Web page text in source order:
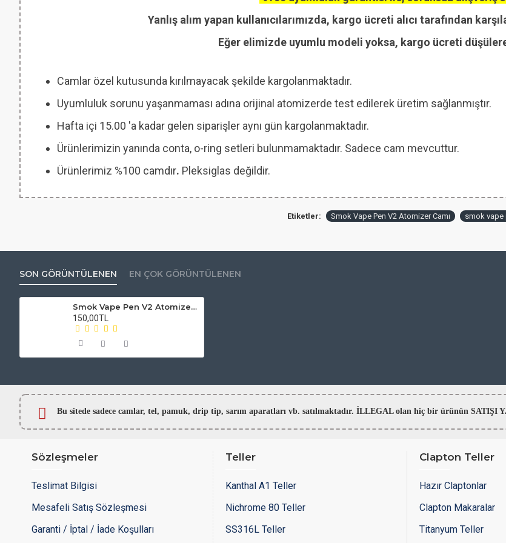
Yanlış alım yapan kullanıcılarımızda, kargo ücreti alıcı tarafından
Eğer elimizde uyumlu modeli yoksa, kargo ücreti
Camlar özel kutusunda kırılmayacak şekilde kargolanmaktadır.
Uyumluluk sorunu yaşanmaması adına orijinal atomizerde test edilerek üretim sağlanmıştır.
Hafta içi 15.00 'a kadar gelen siparişler aynı gün kargolanmaktadır.
Ürünlerimizin yanında conta, o-ring setleri bulunmamaktadır. Sadece cam mevcuttur.
Ürünlerimiz %100 camdır. Pleksiglas değildir.
Etiketler: Smok Vape Pen V2 Atomizer Camı smok vape
SON GÖRÜNTÜLENEN EN ÇOK GÖRÜNTÜLENEN
Smok Vape Pen V2 Atomizer Camı
150,00TL
Bu sitede sadece camlar, tel, pamuk, drip tip, sarım aparatları vb. satılmaktadır. İLLEGAL olan hiç bir ürünün SATIŞI
Sözleşmeler
Teslimat Bilgisi
Mesafeli Satış Sözleşmesi
Garanti / İptal / İade Koşulları
Teller
Kanthal A1 Teller
Nichrome 80 Teller
SS316L Teller
Clapton Teller
Hazır Claptonlar
Clapton Makaralar
Titanyum Teller